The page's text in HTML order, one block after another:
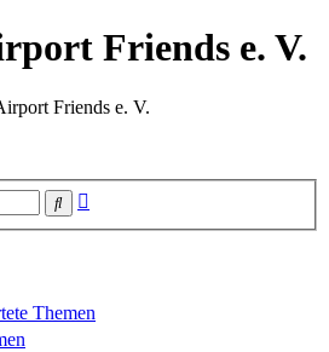
Friends e. V.
Friends e. V.
Suche
Themen